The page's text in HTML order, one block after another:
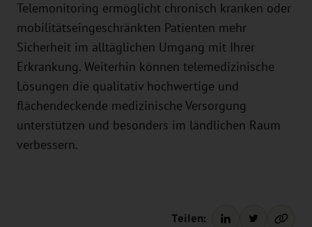
Telemonitoring ermöglicht chronisch kranken oder
mobilitätseingeschränkten Patienten mehr
Sicherheit im alltäglichen Umgang mit Ihrer
Erkrankung. Weiterhin können telemedizinische
Lösungen die qualitativ hochwertige und
flächendeckende medizinische Versorgung
unterstützen und besonders im ländlichen Raum
verbessern.
Teilen: